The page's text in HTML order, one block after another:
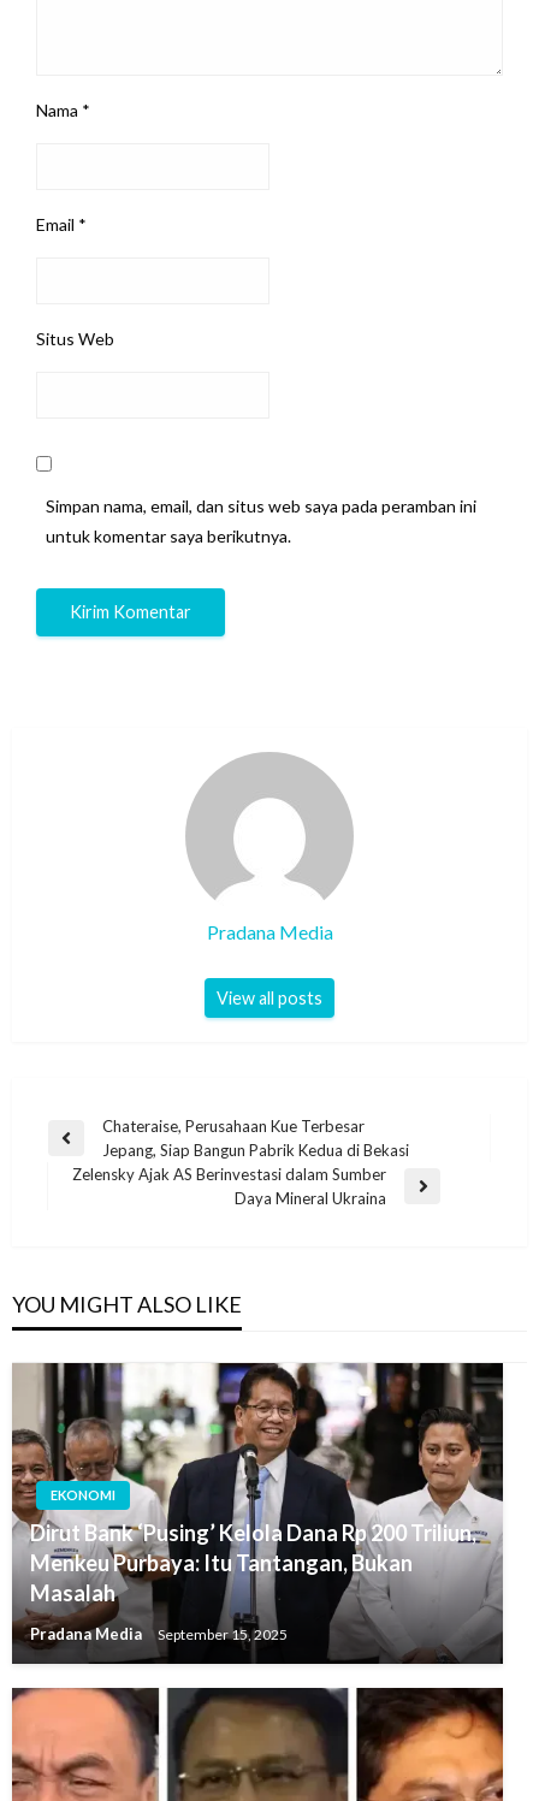
Nama *
Email *
Situs Web
Simpan nama, email, dan situs web saya pada peramban ini
untuk komentar saya berikutnya.
Pradana Media
View all posts
Chateraise, Perusahaan Kue Terbesar
Jepang, Siap Bangun Pabrik Kedua di Bekasi
Zelensky Ajak AS Berinvestasi dalam Sumber
Daya Mineral Ukraina
YOU MIGHT ALSO LIKE
EKONOMI
Dirut Bank ‘Pusing’ Kelola Dana Rp 200 Triliun,
Menkeu Purbaya: Itu Tantangan, Bukan
Masalah
Pradana Media September 15, 2025